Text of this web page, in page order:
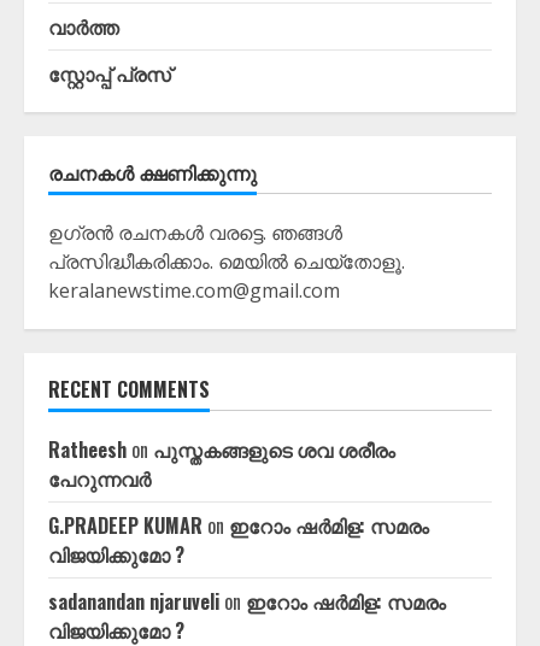
വാർത്ത
സ്റ്റോപ്പ്‌ പ്രസ്‌
രചനകൾ ക്ഷണിക്കുന്നു
ഉഗ്രൻ രചനകൾ വരട്ടെ. ഞങ്ങൾ
പ്രസിദ്ധീകരിക്കാം. മെയിൽ ചെയ്തോളൂ.
keralanewstime.com@gmail.com
RECENT COMMENTS
Ratheesh on പുസ്തകങ്ങളുടെ ശവ ശരീരം
പേറുന്നവർ
G.PRADEEP KUMAR on ഇറോം ഷർമിള: സമരം
വിജയിക്കുമോ ?
sadanandan njaruveli on ഇറോം ഷർമിള: സമരം
വിജയിക്കുമോ ?